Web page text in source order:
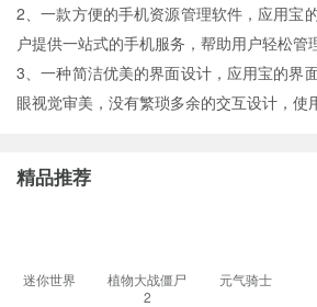
2、一款方便的手机资源管理软件，应用宝
户提供一站式的手机服务，帮助用户轻松管
3、一种简洁优美的界面设计，应用宝的界
眼视觉审美，没有繁琐多余的交互设计，使
精品推荐
迷你世界
植物大战僵尸
2
元气骑士